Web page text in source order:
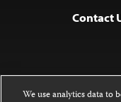
Contact
We use analytics data to